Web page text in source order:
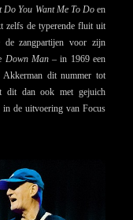
Do You Want Me To Do en
zelfs de typerende fluit uit
zangpartijen voor zijn
Down Man– in 1969 een
Akkerman dit nummer tot
dit dan ook met gejuich
in de uitvoering van Focus